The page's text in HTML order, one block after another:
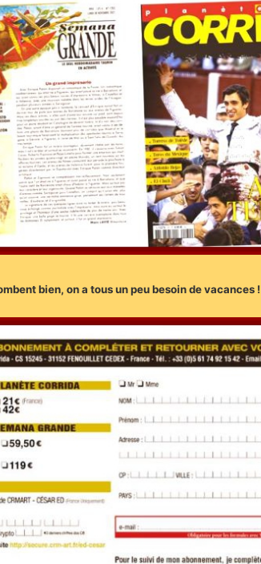
bien, on a tous un peu besoin de vacances !